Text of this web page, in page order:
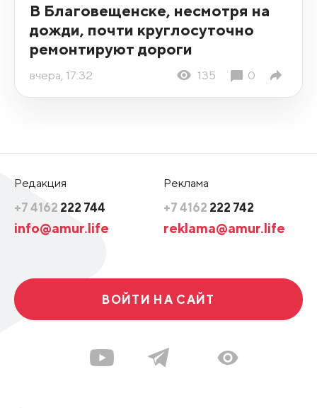
В Благовещенске, несмотря на
дожди, почти круглосуточно
ремонтируют дороги
вчера, 17:32 135 0
Редакция
+7 4162 222 744
info@amur.life
Реклама
+7 4162 222 742
reklama@amur.life
ВОЙТИ НА САЙТ